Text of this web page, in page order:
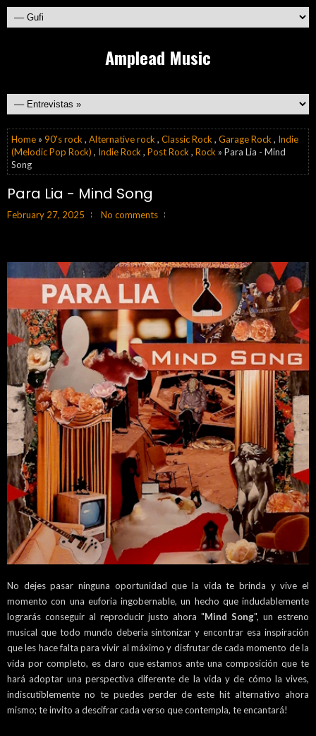
Amplead Music
Home » 90's rock , Alternative rock , Classic Rock , Garage Rock , Indie
(Melodic Pop Rock) , Indie Rock , Post Rock , Rock » Para Lia - Mind
Song
Para Lia - Mind Song
February 27, 2025 No comments
No dejes pasar ninguna oportunidad que la vida te brinda y vive el
momento con una euforia ingobernable, un hecho que indudablemente
lograrás conseguir al reproducir justo ahora "Mind Song", un estreno
musical que todo mundo debería sintonizar y encontrar esa inspiración
que les hace falta para vivir al máximo y disfrutar de cada momento de la
vida por completo, es claro que estamos ante una composición que te
hará adoptar una perspectiva diferente de la vida y de cómo la vives,
indiscutiblemente no te puedes perder de este hit alternativo ahora
mismo; te invito a descifrar cada verso que contempla, te encantará!